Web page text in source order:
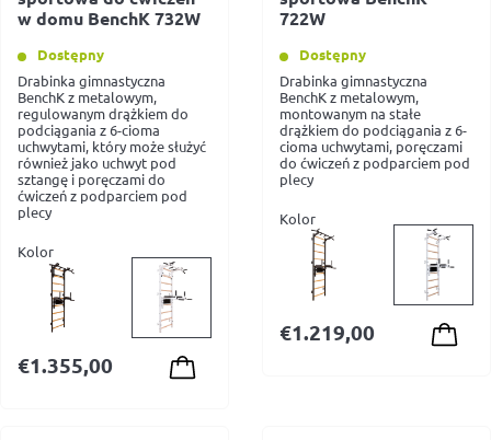
w domu BenchK 732W
Dostępny
Drabinka gimnastyczna
BenchK z metalowym,
regulowanym drążkiem do
podciągania z 6-cioma
uchwytami, który może służyć
również jako uchwyt pod
sztangę i poręczami do
ćwiczeń z podparciem pod
plecy
Kolor
€1.355,00
722W
Dostępny
Drabinka gimnastyczna
BenchK z metalowym,
montowanym na stałe
drążkiem do podciągania z 6-
cioma uchwytami, poręczami
do ćwiczeń z podparciem pod
plecy
Kolor
€1.219,00